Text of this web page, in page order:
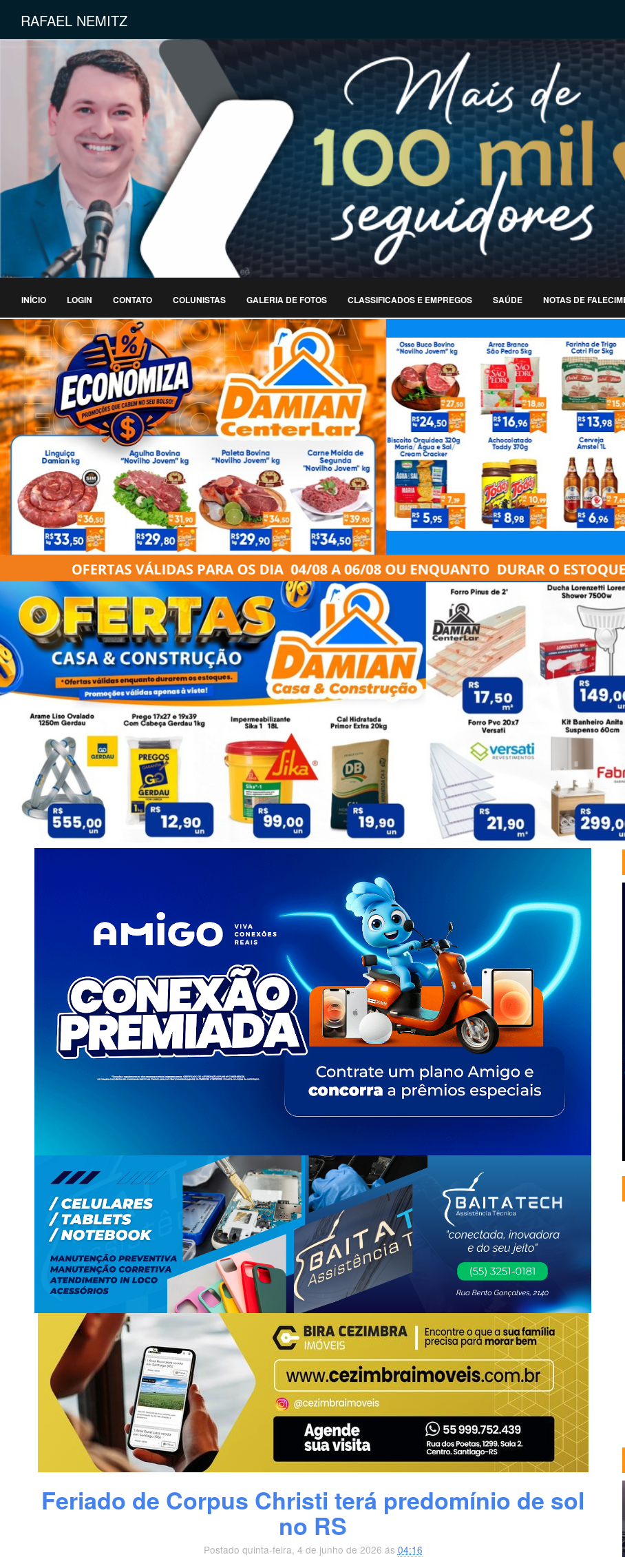
RAFAEL NEMITZ
INÍCIO LOGIN CONTATO COLUNISTAS GALERIA DE FOTOS CLASSIFICADOS E EMPREGOS SAÚDE NOTAS DE
Feriado de Corpus Christi terá predomínio de sol
no RS
Postado quinta-feira, 4 de junho de 2026 ás 04:16